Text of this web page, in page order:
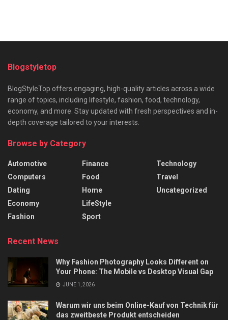
Blogstyletop
BlogStyleTop offers engaging, high-quality articles across a wide
range of topics, including lifestyle, fashion, food, technology,
economy, and more. Stay updated with fresh perspectives and in-
depth coverage tailored to your interests.
Browse by Category
Automotive
Computers
Dating
Economy
Fashion
Finance
Food
Home
LifeStyle
Sport
Technology
Travel
Uncategorized
Recent News
Why Fashion Photography Looks Different on
Your Phone: The Mobile vs Desktop Visual Gap
JUNE 1, 2026
Warum wir uns beim Online-Kauf von Technik für
das zweitbeste Produkt entscheiden